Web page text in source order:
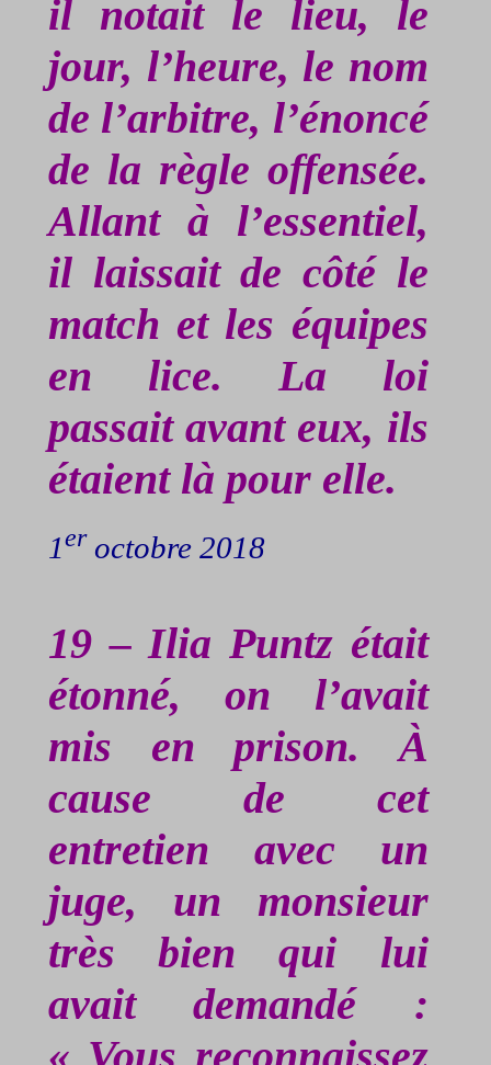
il notait le lieu, le
jour, l’heure, le nom
de l’arbitre, l’énoncé
de la règle offensée.
Allant à l’essentiel,
il laissait de côté le
match et les équipes
en lice. La loi
passait avant eux, ils
étaient là pour elle.
1eroctobre 2018
19 – Ilia Puntzétait
étonné, on l’avait
mis en prison. À
cause de cet
entretien avec un
juge, un monsieur
très bien qui lui
avait demandé :